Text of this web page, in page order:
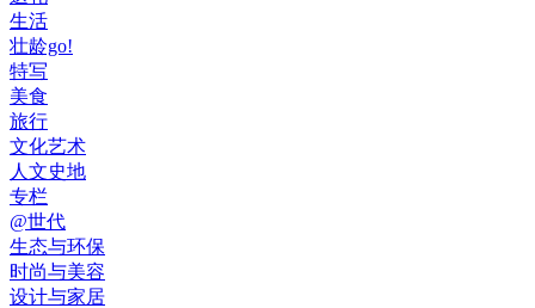
生活
壮龄go!
特写
美食
旅行
文化艺术
人文史地
专栏
@世代
生态与环保
时尚与美容
设计与家居